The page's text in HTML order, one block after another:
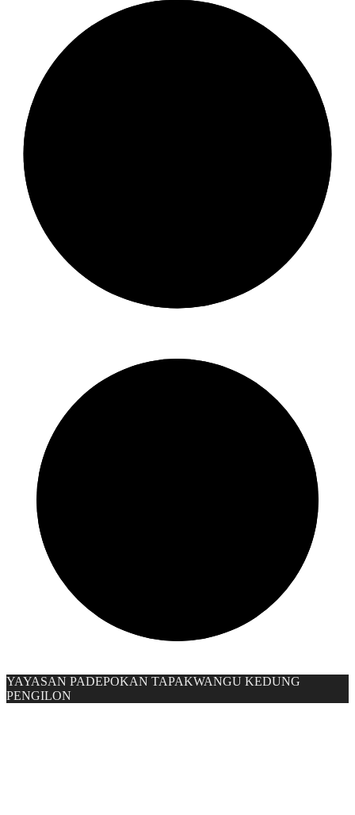
YAYASAN PADEPOKAN TAPAKWANGU KEDUNG
PENGILON